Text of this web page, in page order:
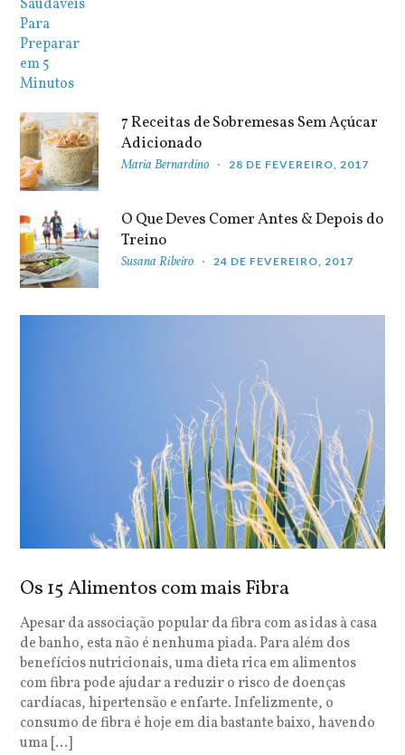
7 Receitas de Sobremesas Sem Açúcar
Adicionado
Maria Bernardino 28 DE FEVEREIRO, 2017
O Que Deves Comer Antes & Depois do
Treino
Susana Ribeiro 24 DE FEVEREIRO, 2017
Os 15 Alimentos com mais Fibra
Apesar da associação popular da fibra com as idas à casa
de banho, esta não é nenhuma piada. Para além dos
benefícios nutricionais, uma dieta rica em alimentos
com fibra pode ajudar a reduzir o risco de doenças
cardíacas, hipertensão e enfarte. Infelizmente, o
consumo de fibra é hoje em dia bastante baixo, havendo
uma […]